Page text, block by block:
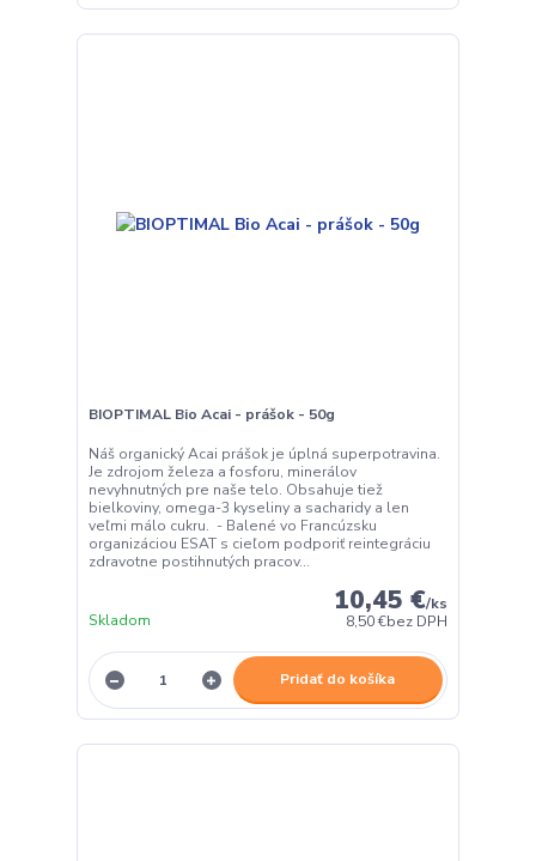
BIOPTIMAL Bio Acai - prášok - 50g
Náš organický Acai prášok je úplná superpotravina.
Je zdrojom železa a fosforu, minerálov
nevyhnutných pre naše telo. Obsahuje tiež
bielkoviny, omega-3 kyseliny a sacharidy a len
veľmi málo cukru. - Balené vo Francúzsku
organizáciou ESAT s cieľom podporiť reintegráciu
zdravotne postihnutých pracov...
10,45 €/ks
8,50 €bez DPH
Skladom
Pridať do košíka